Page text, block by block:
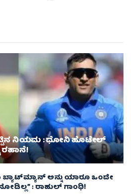
ನಿಯಮ : ಧೋನಿ ಹೊಟೇಲ್
ಬ್ಯಾಟ್‌ಮ್ಯಾನ್ ಅನ್ನು ಯಾರೂ ಒಂದೇ
: ರಾಹುಲ್ ಗಾಂಧಿ!